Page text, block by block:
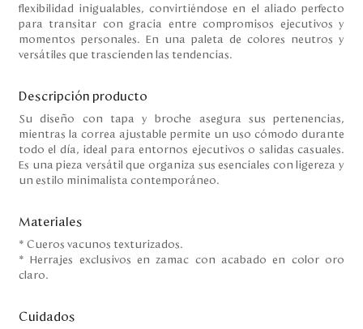
Servicio al cliente
Nuestras Tiendas
Colombia
Costa Rica
Panamá
USA
flexibilidad inigualables, convirtiéndose en el aliado perfecto
para transitar con gracia entre compromisos ejecutivos y
momentos personales. En una paleta de colores neutros y
versátiles que trascienden las tendencias.
Descripción producto
Su diseño con tapa y broche asegura sus pertenencias,
mientras la correa ajustable permite un uso cómodo durante
todo el día, ideal para entornos ejecutivos o salidas casuales.
Es una pieza versátil que organiza sus esenciales con ligereza y
un estilo minimalista contemporáneo.
Materiales
* Cueros vacunos texturizados.
* Herrajes exclusivos en zamac con acabado en color oro
claro.
Cuidados